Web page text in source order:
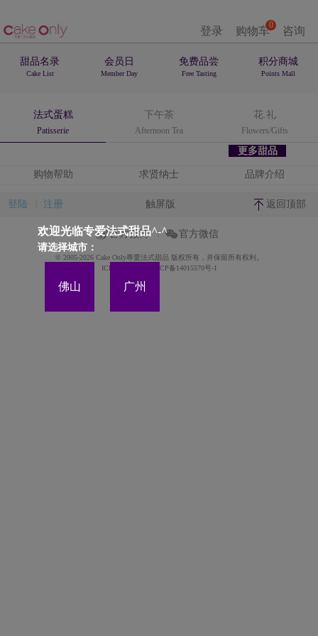
登录 0
购物车 咨询
甜品名录
Cake List
会员日
Member Day
免费品尝
Free Tasting
积分商城
Points Mall
法式蛋糕
Patisserie
下午茶
Afternoon Tea
花.礼
Flowers/Gifts
更多甜品
欢迎光临专爱法式甜品^-^
请选择城市：
佛山 广州
购物帮助 求贤纳士 品牌介绍
登陆 注册 触屏版 返回顶部
官方微博 官方微信
© 2005-2026 Cake Only專愛法式甜品 版权所有，并保留所有权利。
ICP备案证书号:粤ICP备14015570号-1